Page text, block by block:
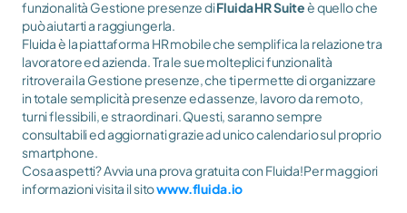
funzionalità Gestione presenze di FluidaHR Suite è quello che
può aiutarti a raggiungerla.
Fluida è la piattaforma HR mobile che semplifica la relazione tra
lavoratore ed azienda. Tra le sue molteplici funzionalità
ritroverai la Gestione presenze, che ti permette di organizzare
in totale semplicità presenze ed assenze, lavoro da remoto,
turni flessibili, e straordinari. Questi, saranno sempre
consultabili ed aggiornati grazie ad unico calendario sul proprio
smartphone.
Cosa aspetti? Avvia una prova gratuita con Fluida!Per maggiori
informazioni visita il sito www.fluida.io